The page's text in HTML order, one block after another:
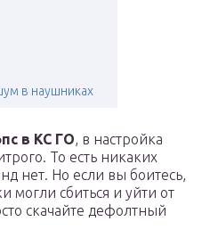
в наушниках
в КС ГО, в настройка
То есть никаких
нет. Но если вы боитесь,
могли сбиться и уйти от
скачайте дефолтный